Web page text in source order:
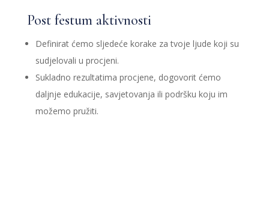
Post festum aktivnosti
Definirat ćemo sljedeće korake za tvoje ljude koji su
sudjelovali u procjeni.
Sukladno rezultatima procjene, dogovorit ćemo
daljnje edukacije, savjetovanja ili podršku koju im
možemo pružiti.